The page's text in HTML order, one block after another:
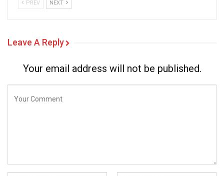
PREV NEXT
Leave A Reply
Your email address will not be published.